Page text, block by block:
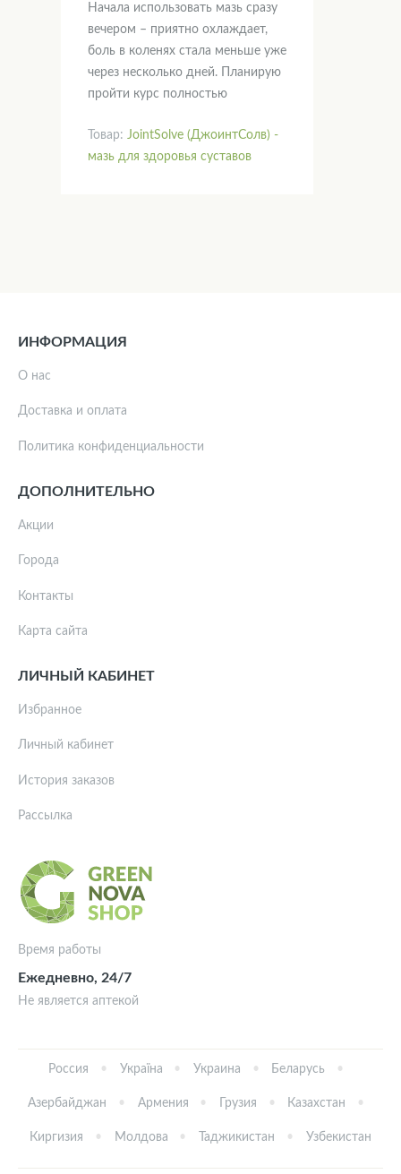
Начала использовать мазь сразу
вечером – приятно охлаждает,
боль в коленях стала меньше уже
через несколько дней. Планирую
пройти курс полностью
Товар: JointSolve (ДжоинтСолв) -
мазь для здоровья суставов
Время работы
Ежедневно, 24/7
Не является аптекой
ИНФОРМАЦИЯ
О нас
Доставка и оплата
Политика конфиденциальности
ДОПОЛНИТЕЛЬНО
Акции
Города
Контакты
Карта сайта
ЛИЧНЫЙ КАБИНЕТ
Избранное
Личный кабинет
История заказов
Рассылка
Россия Україна Украина Беларусь
Азербайджан Армения Грузия Казахстан
Киргизия Молдова Таджикистан Узбекистан